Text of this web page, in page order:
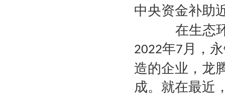
中央资金补助
在生态环
2022年7月，
造的企业，龙
成。就在最近